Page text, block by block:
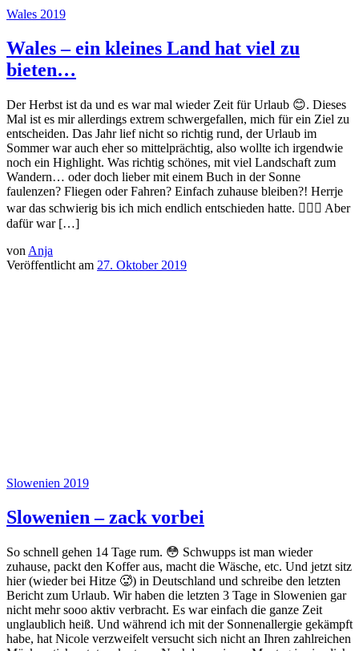
Wales 2019
Wales – ein kleines Land hat viel zu
bieten…
Der Herbst ist da und es war mal wieder Zeit für Urlaub 😊. Dieses
Mal ist es mir allerdings extrem schwergefallen, mich für ein Ziel zu
entscheiden. Das Jahr lief nicht so richtig rund, der Urlaub im
Sommer war auch eher so mittelprächtig, also wollte ich irgendwie
noch ein Highlight. Was richtig schönes, mit viel Landschaft zum
Wandern… oder doch lieber mit einem Buch in der Sonne
faulenzen? Fliegen oder Fahren? Einfach zuhause bleiben?! Herrje
war das schwierig bis ich mich endlich entschieden hatte. 🤦🏻‍♀️ Aber
dafür war […]
von Anja
Veröffentlicht am 27. Oktober 2019
Slowenien 2019
Slowenien – zack vorbei
So schnell gehen 14 Tage rum. 😳 Schwupps ist man wieder
zuhause, packt den Koffer aus, macht die Wäsche, etc. Und jetzt sitz
hier (wieder bei Hitze 🥵) in Deutschland und schreibe den letzten
Bericht zum Urlaub. Wir haben die letzten 3 Tage in Slowenien gar
nicht mehr sooo aktiv verbracht. Es war einfach die ganze Zeit
unglaublich heiß. Und während ich mit der Sonnenallergie gekämpft
habe, hat Nicole verzweifelt versucht sich nicht an Ihren zahlreichen